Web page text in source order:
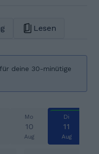
Lesen
deine 30-minütige
Mo
10
Aug
Di
11
Aug